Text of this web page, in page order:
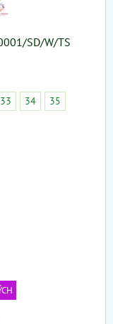
SD/W/TS
33 34
35